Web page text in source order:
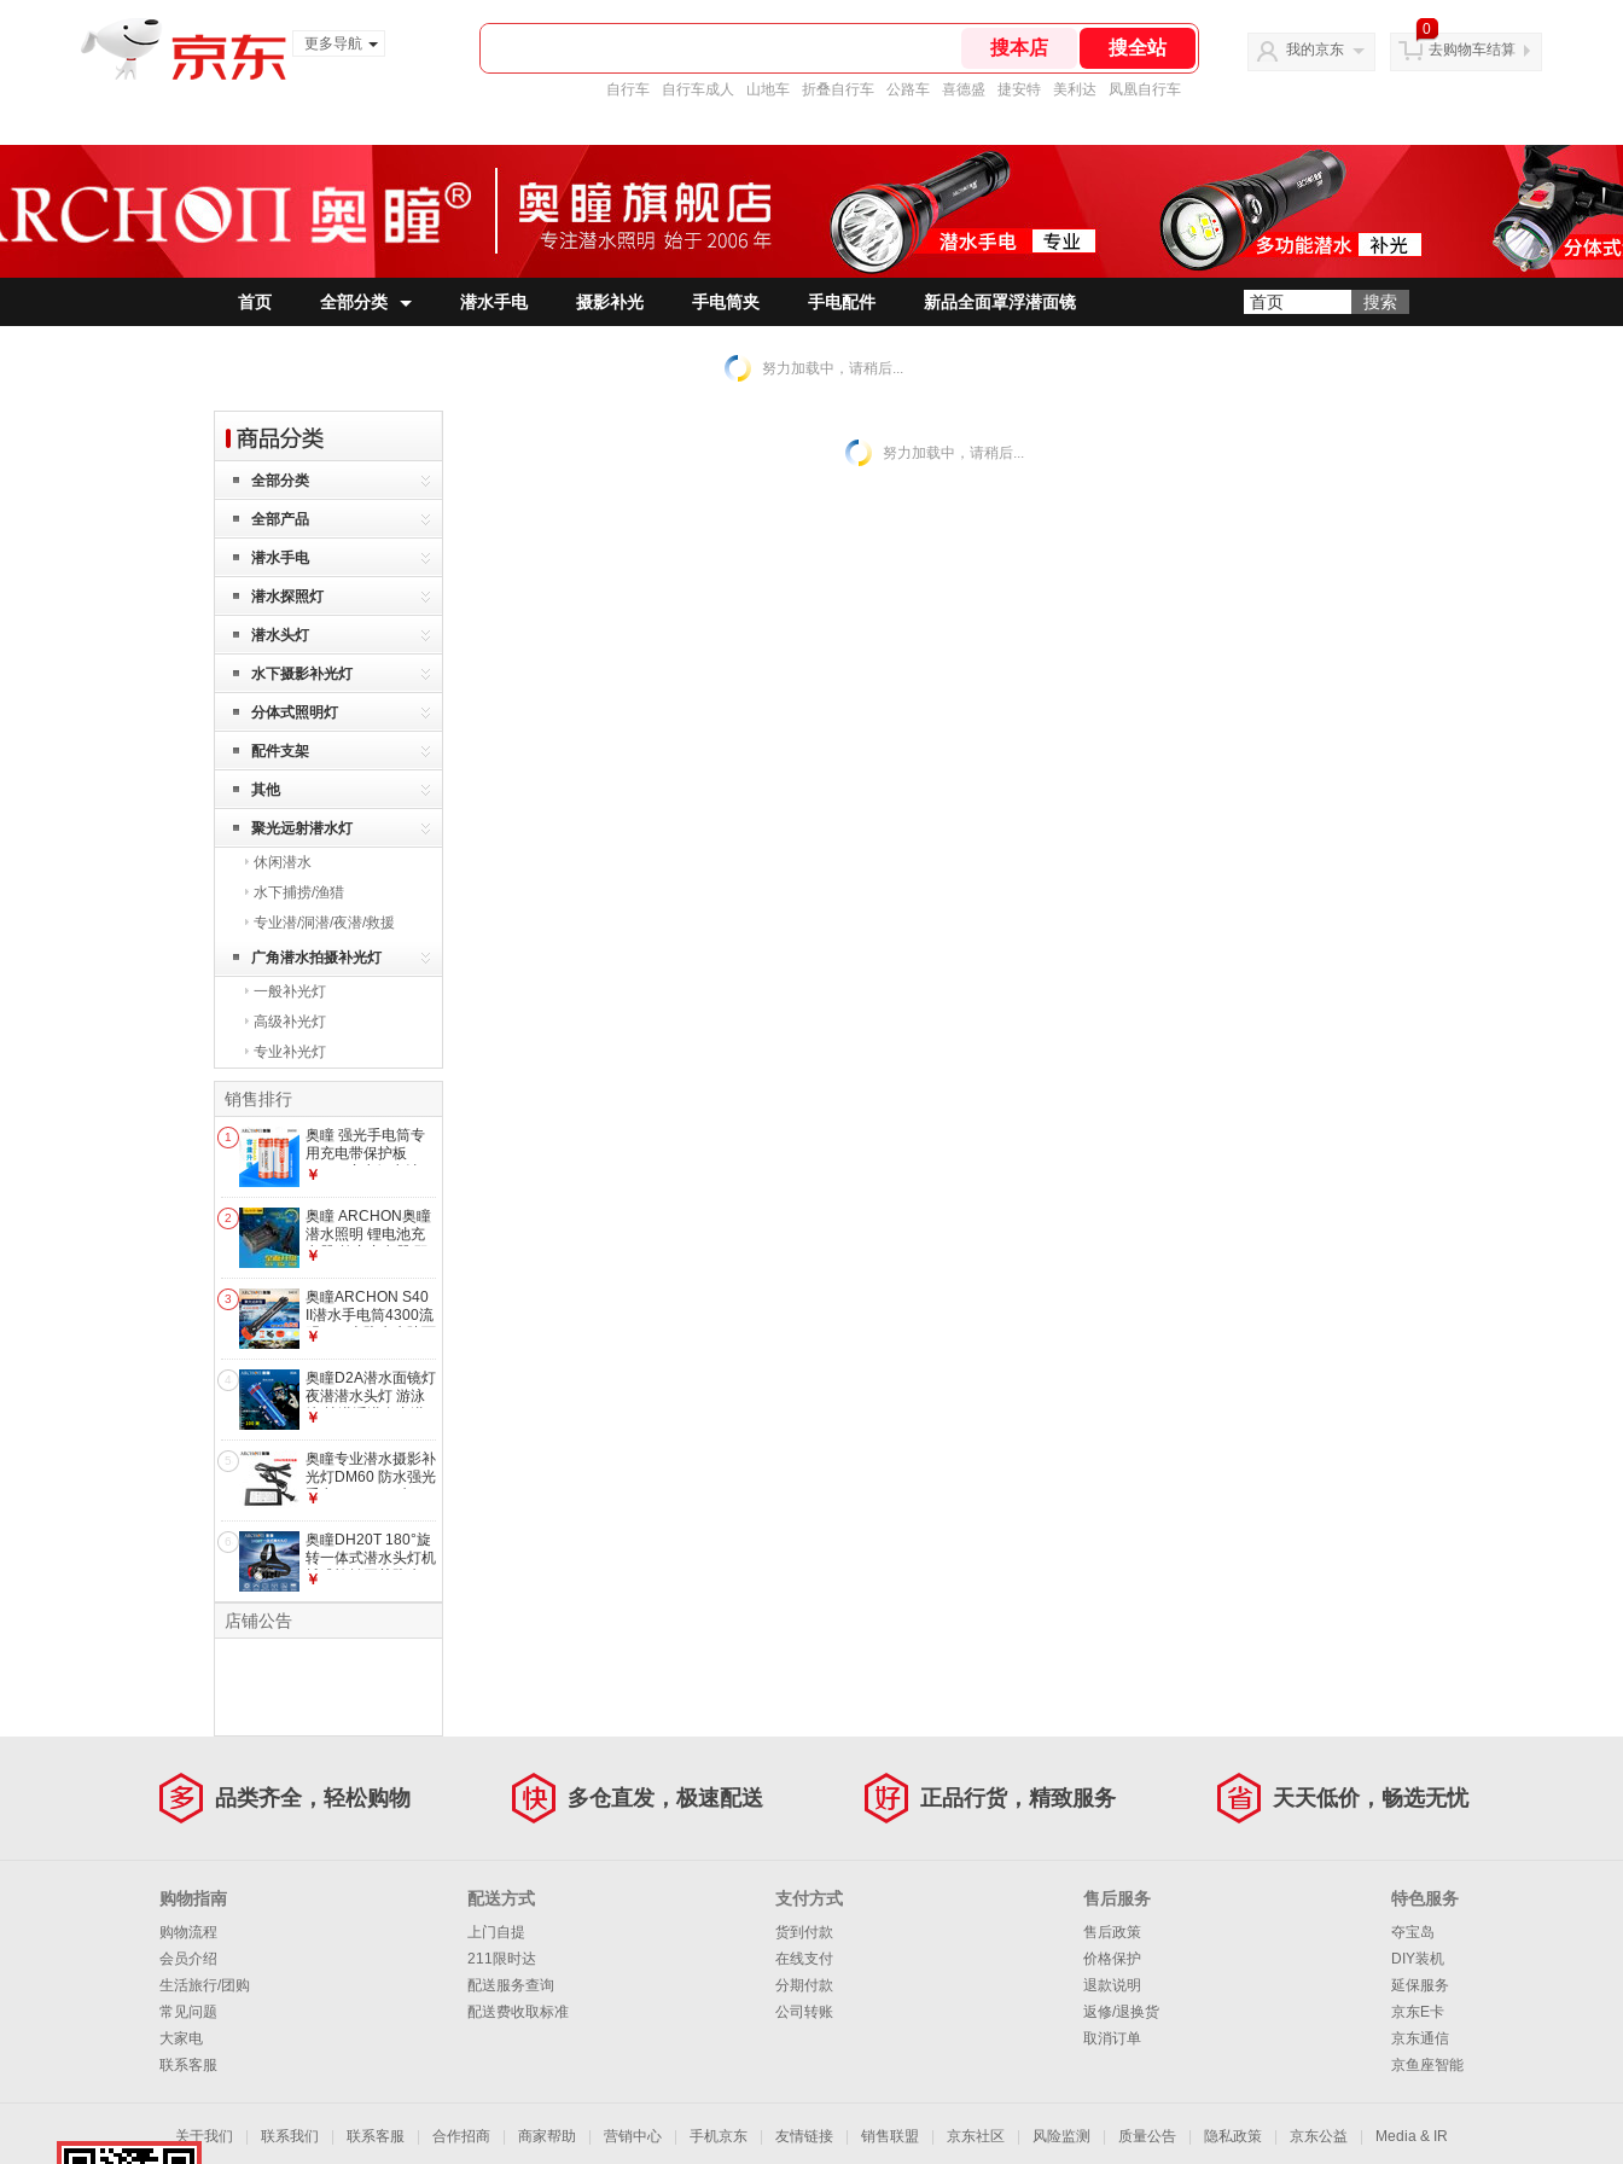
更多导航
自行车 自行车成人 山地车 折叠自行车 公路车 喜德盛 捷安特 美利达 凤凰自行车
我的京东
0
去购物车结算
首页 全部分类 潜水手电 摄影补光 手电筒夹 手电配件 新品全面罩浮潜面镜
努力加载中，请稍后...
全部分类
全部产品
潜水手电
潜水探照灯
潜水头灯
水下摄影补光灯
分体式照明灯
配件支架
其他
聚光远射潜水灯
休闲潜水
水下捕捞/渔猎
专业潜/洞潜/夜潜/救援
广角潜水拍摄补光灯
一般补光灯
高级补光灯
专业补光灯
销售排行
1
奥瞳 强光手电筒专
用充电带保护板
18650充电锂电池
3.7V 一节 26650锂
电池加保护板
（7000mAh）
￥
2
奥瞳 ARCHON奥瞳
潜水照明 锂电池充
电器 单充充电器 双
26650/32650双充
充电器
￥
3
奥瞳ARCHON S40
II潜水手电筒4300流
明 100米防水水陆两
套装2电1充1保护套
￥
4
奥瞳D2A潜水面镜灯
夜潜潜水头灯 游泳
镜 技潜浮潜自由潜
色（不含电池）
￥
5
奥瞳专业潜水摄影补
光灯DM60 防水强光
手电12000LM水下
DM60 原装充电器
（一个）
￥
6
奥瞳DH20T 180°旋
转一体式潜水头灯机
械式旋转开关防水
￥
店铺公告
努力加载中，请稍后...
品类齐全，轻松购物 多仓直发，极速配送 正品行货，精致服务 天天低价，畅选无忧
购物指南
购物流程
会员介绍
生活旅行/团购
常见问题
大家电
联系客服
配送方式
上门自提
211限时达
配送服务查询
配送费收取标准
支付方式
货到付款
在线支付
分期付款
公司转账
售后服务
售后政策
价格保护
退款说明
返修/退换货
取消订单
特色服务
夺宝岛
DIY装机
延保服务
京东E卡
京东通信
京鱼座智能
关于我们 联系我们 联系客服 合作招商 商家帮助 营销中心 手机京东 友情链接 销售联盟 京东社区 风险监测 质量公告 隐私政策 京东公益 Media & IR